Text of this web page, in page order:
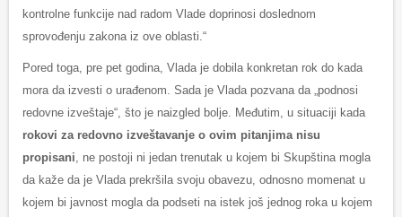
kontrolne funkcije nad radom Vlade doprinosi doslednom
sprovođenju zakona iz ove oblasti.“
Pored toga, pre pet godina, Vlada je dobila konkretan rok do kada
mora da izvesti o urađenom. Sada je Vlada pozvana da „podnosi
redovne izveštaje“, što je naizgled bolje. Međutim, u situaciji kada
rokovi za redovno izveštavanje o ovim pitanjima nisu
propisani, ne postoji ni jedan trenutak u kojem bi Skupština mogla
da kaže da je Vlada prekršila svoju obavezu, odnosno momenat u
kojem bi javnost mogla da podseti na istek još jednog roka u kojem